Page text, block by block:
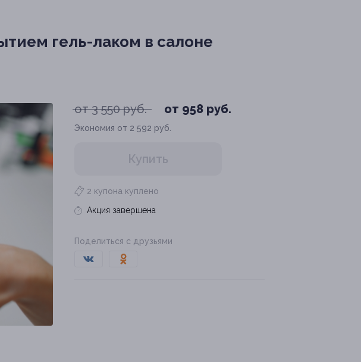
гель-лаком в салоне
от 3 550 руб. от 958 руб.
Экономия от 2 592 руб.
Купить
2 купона куплено
Акция завершена
Поделиться с друзьями